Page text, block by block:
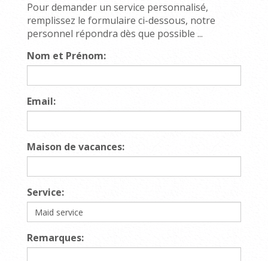
Pour demander un service personnalisé,
remplissez le formulaire ci-dessous, notre
personnel répondra dès que possible ...
Nom et Prénom:
Email:
Maison de vacances:
Service:
Remarques: